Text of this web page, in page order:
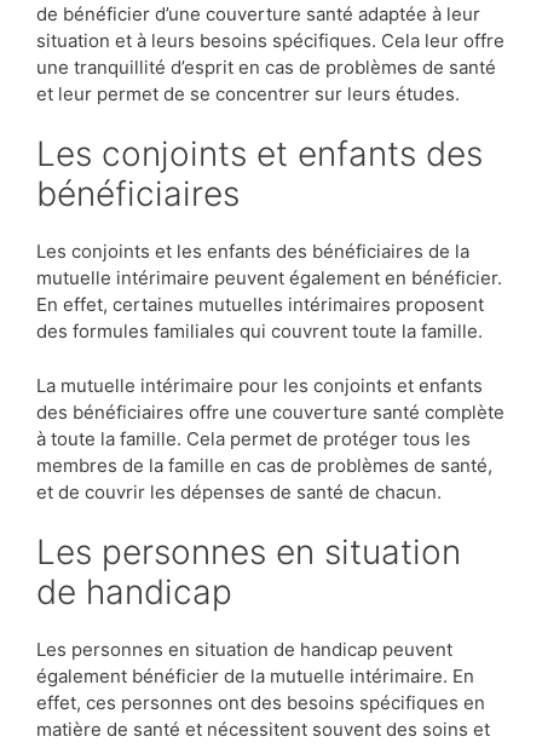
de bénéficier d’une couverture santé adaptée à leur
situation et à leurs besoins spécifiques. Cela leur offre
une tranquillité d’esprit en cas de problèmes de santé
et leur permet de se concentrer sur leurs études.
Les conjoints et enfants des
bénéficiaires
Les conjoints et les enfants des bénéficiaires de la
mutuelle intérimaire peuvent également en bénéficier.
En effet, certaines mutuelles intérimaires proposent
des formules familiales qui couvrent toute la famille.
La mutuelle intérimaire pour les conjoints et enfants
des bénéficiaires offre une couverture santé complète
à toute la famille. Cela permet de protéger tous les
membres de la famille en cas de problèmes de santé,
et de couvrir les dépenses de santé de chacun.
Les personnes en situation
de handicap
Les personnes en situation de handicap peuvent
également bénéficier de la mutuelle intérimaire. En
effet, ces personnes ont des besoins spécifiques en
matière de santé et nécessitent souvent des soins et